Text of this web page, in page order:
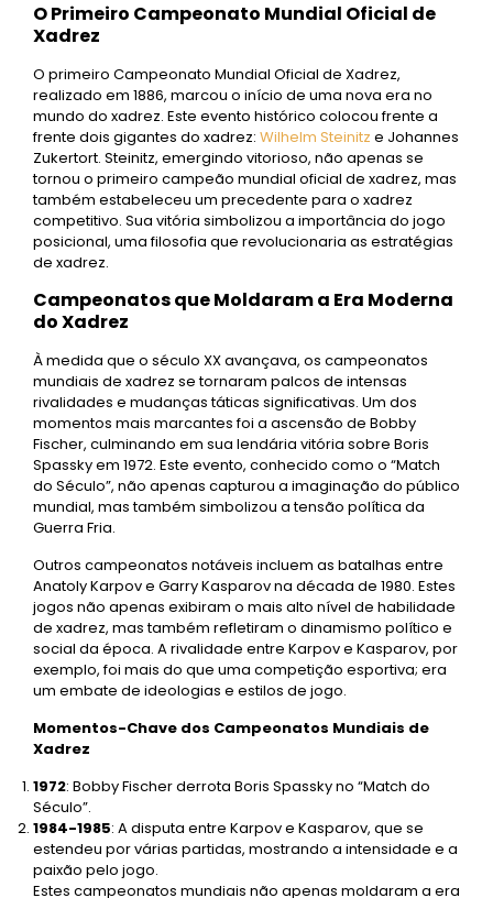
O Primeiro Campeonato Mundial Oficial de
Xadrez
O primeiro Campeonato Mundial Oficial de Xadrez,
realizado em 1886, marcou o início de uma nova era no
mundo do xadrez. Este evento histórico colocou frente a
frente dois gigantes do xadrez: Wilhelm Steinitz e Johannes
Zukertort. Steinitz, emergindo vitorioso, não apenas se
tornou o primeiro campeão mundial oficial de xadrez, mas
também estabeleceu um precedente para o xadrez
competitivo. Sua vitória simbolizou a importância do jogo
posicional, uma filosofia que revolucionaria as estratégias
de xadrez.
Campeonatos que Moldaram a Era Moderna
do Xadrez
À medida que o século XX avançava, os campeonatos
mundiais de xadrez se tornaram palcos de intensas
rivalidades e mudanças táticas significativas. Um dos
momentos mais marcantes foi a ascensão de Bobby
Fischer, culminando em sua lendária vitória sobre Boris
Spassky em 1972. Este evento, conhecido como o “Match
do Século”, não apenas capturou a imaginação do público
mundial, mas também simbolizou a tensão política da
Guerra Fria.
Outros campeonatos notáveis incluem as batalhas entre
Anatoly Karpov e Garry Kasparov na década de 1980. Estes
jogos não apenas exibiram o mais alto nível de habilidade
de xadrez, mas também refletiram o dinamismo político e
social da época. A rivalidade entre Karpov e Kasparov, por
exemplo, foi mais do que uma competição esportiva; era
um embate de ideologias e estilos de jogo.
Momentos-Chave dos Campeonatos Mundiais de
Xadrez
1972: Bobby Fischer derrota Boris Spassky no “Match do
Século”.
1984-1985: A disputa entre Karpov e Kasparov, que se
estendeu por várias partidas, mostrando a intensidade e a
paixão pelo jogo.
Estes campeonatos mundiais não apenas moldaram a era